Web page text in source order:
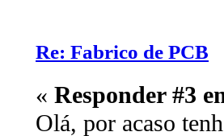
Re: Fabrico de PCB
« Responder #3
Olá, por acaso